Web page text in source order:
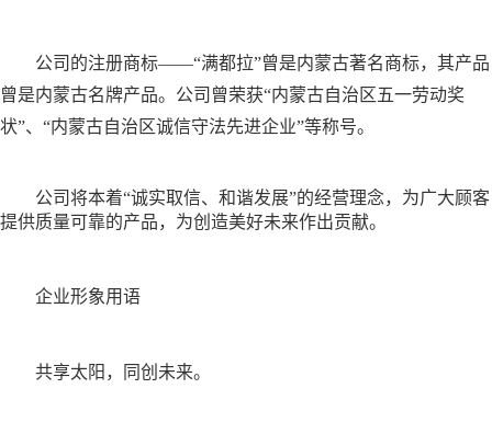
公司的注册商标——“满都拉”曾是内蒙古著名商标，其产品
曾是内蒙古名牌产品。公司曾荣获“内蒙古自治区五一劳动奖
状”、“内蒙古自治区诚信守法先进企业”等称号。
公司将本着“诚实取信、和谐发展”的经营理念，为广大顾客
提供质量可靠的产品，为创造美好未来作出贡献。
企业形象用语
共享太阳，同创未来。